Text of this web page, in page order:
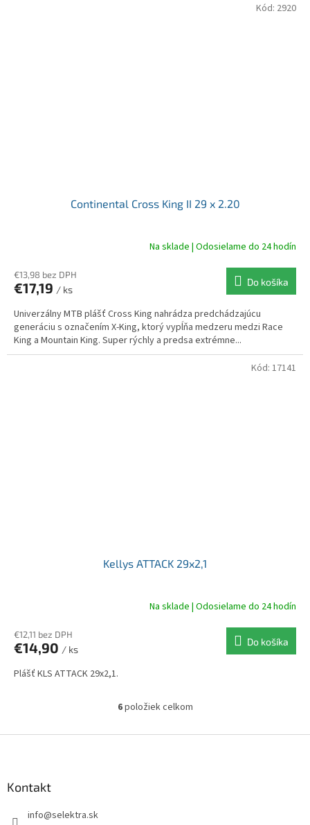
Continental Cross King II 29 x 2.20
Na sklade | Odosielame do 24 hodín
€13,98 bez DPH
€17,19 / ks
Do košíka
Univerzálny MTB plášť Cross King nahrádza predchádzajúcu
generáciu s označením X-King, ktorý vypĺňa medzeru medzi Race
King a Mountain King. Super rýchly a predsa extrémne...
Kód: 2920
Kellys ATTACK 29x2,1
Na sklade | Odosielame do 24 hodín
€12,11 bez DPH
€14,90 / ks
Do košíka
Plášť KLS ATTACK 29x2,1.
Kód: 17141
O
l
6položiek celkom
Kontakt
info@selektra.sk